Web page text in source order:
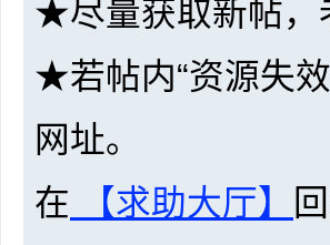
★尽量获取新帖，
★若帖内“资源失
网址。
在 【求助大厅】